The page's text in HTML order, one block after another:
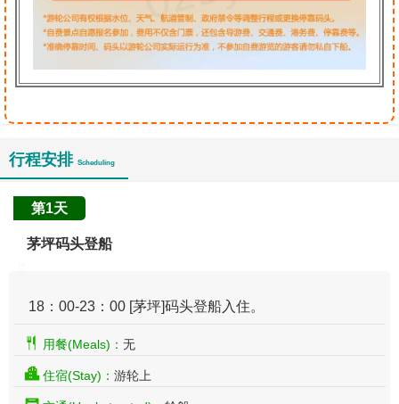
行程安排 Scheduling
第1天
茅坪码头登船
​ 18：00-23：00 [茅坪]码头登船入住。
用餐(Meals)： 无
住宿(Stay)： 游轮上